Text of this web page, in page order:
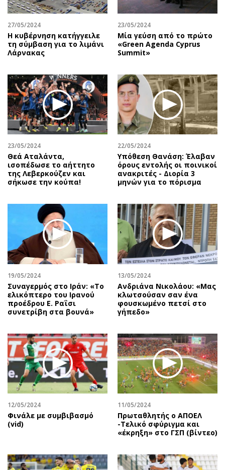
27/05/2024
Η κυβέρνηση κατήγγειλε
τη σύμβαση για το λιμάνι
Λάρνακας
23/05/2024
Μία γεύση από το πρώτο
«Green Agenda Cyprus
Summit»
23/05/2024
Θεά Αταλάντα,
ισοπέδωσε το αήττητο
της Λεβερκούζεν και
σήκωσε την κούπα!
22/05/2024
Υπόθεση Θανάση: Έλαβαν
όρους εντολής οι ποινικοί
ανακριτές - Διορία 3
μηνών για το πόρισμα
19/05/2024
Συναγερμός στο Ιράν: «Το
ελικόπτερο του Ιρανού
προέδρου Ε. Ραΐσι
συνετρίβη στα βουνά»
13/05/2024
Ανδριάνα Νικολάου: «Μας
κλωτσούσαν σαν ένα
φουσκωμένο πετσί στο
γήπεδο»
12/05/2024
Φινάλε με συμβιβασμό
(vid)
11/05/2024
Πρωταθλητής ο ΑΠΟΕΛ
-Τελικό σφύριγμα και
«έκρηξη» στο ΓΣΠ (βίντεο)